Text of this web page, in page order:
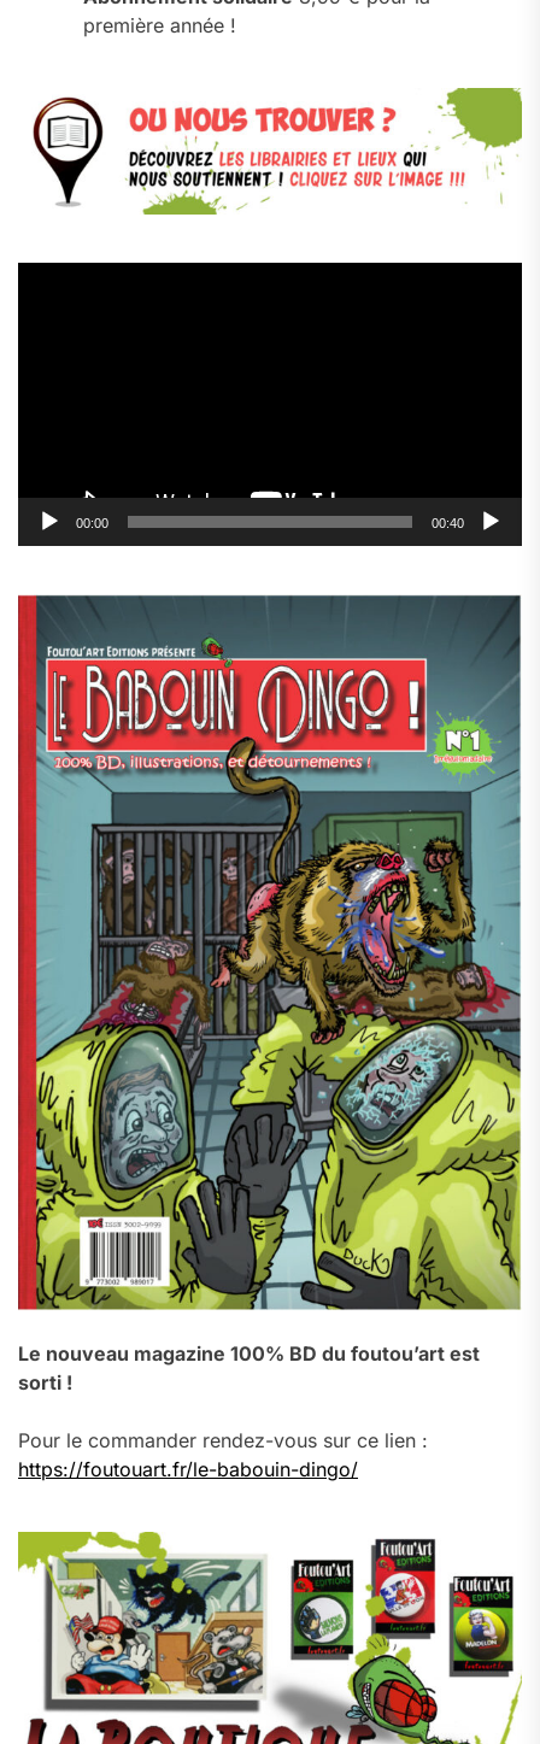
première année !
00:00 00:40
Le nouveau magazine 100% BD du foutou’art est
sorti !
Pour le commander rendez-vous sur ce lien :
https://foutouart.fr/le-babouin-dingo/